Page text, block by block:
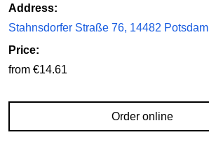
Address:
Stahnsdorfer Straße 76, 14482 Potsdam
Price:
from €14.61
Order online